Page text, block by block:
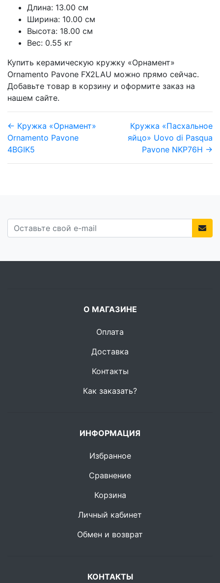
Длина: 13.00 см
Ширина: 10.00 см
Высота: 18.00 см
Вес: 0.55 кг
Купить керамическую кружку «Орнамент»
Ornamento Pavone FX2LAU можно прямо сейчас.
Добавьте товар в корзину и оформите заказ на
нашем сайте.
← Кружка «Орнамент»
Ornamento Pavone
4BGIK5
Кружка «Пасхальное
яйцо» Uovo di Pasqua
Pavone NKP76H →
О МАГАЗИНЕ
Оплата
Доставка
Контакты
Как заказать?
ИНФОРМАЦИЯ
Избранное
Сравнение
Корзина
Личный кабинет
Обмен и возврат
КОНТАКТЫ